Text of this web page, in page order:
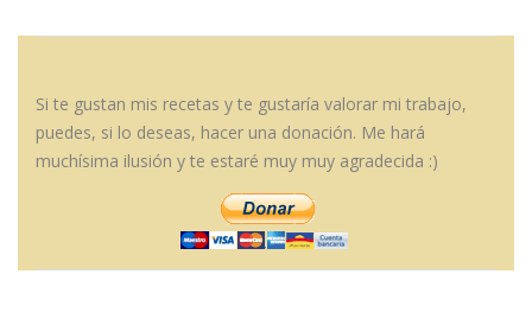
Si te gustan mis recetas y te gustaría valorar mi trabajo,
puedes, si lo deseas, hacer una donación. Me hará
muchísima ilusión y te estaré muy muy agradecida :)